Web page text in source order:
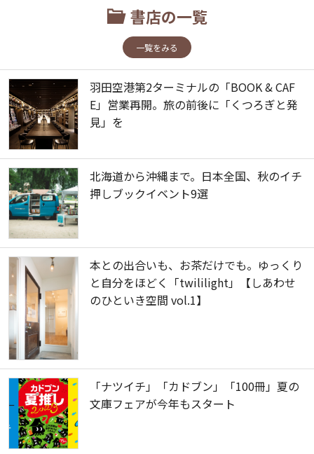
書店の一覧
一覧をみる
羽田空港第2ターミナルの「BOOK & CAF
E」営業再開。旅の前後に「くつろぎと発
見」を
北海道から沖縄まで。日本全国、秋のイチ
押しブックイベント9選
本との出合いも、お茶だけでも。ゆっくり
と自分をほどく「twililight」【しあわせ
のひといき空間 vol.1】
「ナツイチ」「カドブン」「100冊」夏の
文庫フェアが今年もスタート